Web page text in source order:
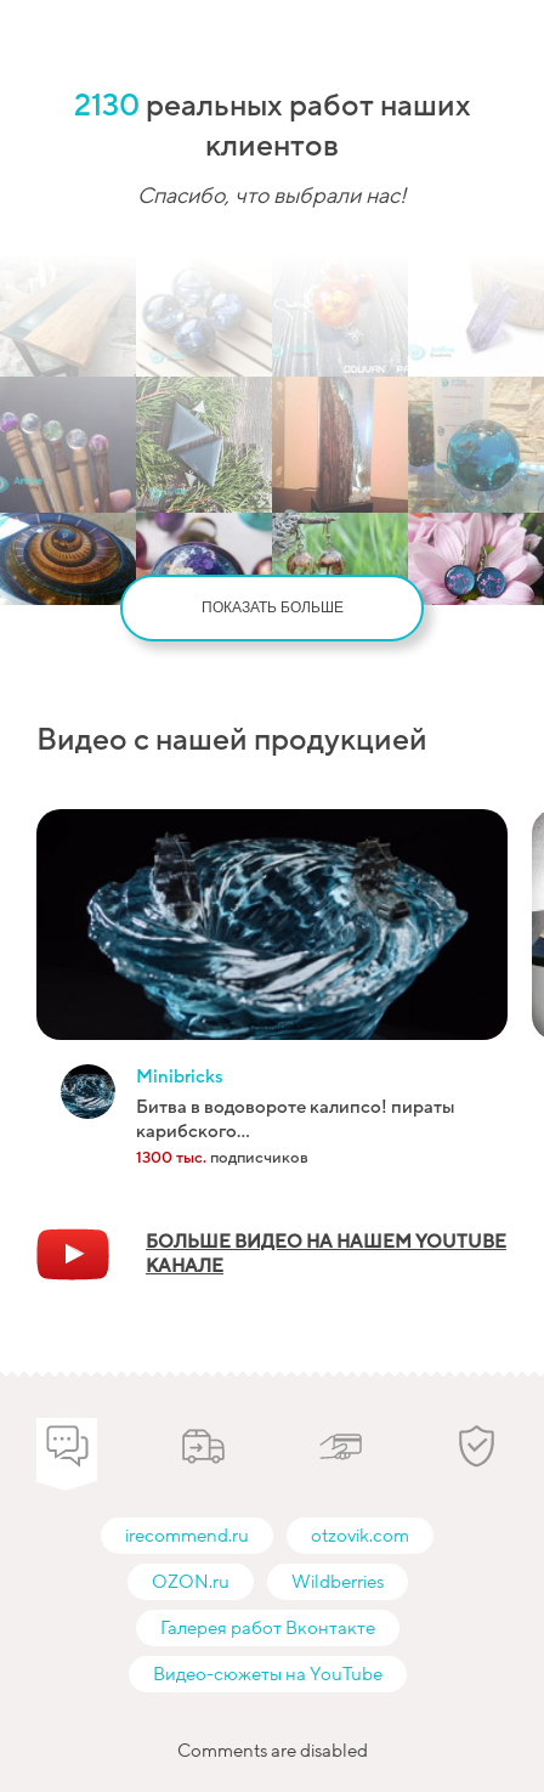
2130 реальных работ наших
клиентов
Спасибо, что выбрали нас!
ПОКАЗАТЬ БОЛЬШЕ
Видео с нашей продукцией
minibricks
битва в водовороте калипсо! пираты
карибского...
1300 тыс. подписчиков
БОЛЬШЕ ВИДЕО НА НАШЕМ YOUTUBE
КАНАЛЕ
irecommend.ru
otzovik.com
OZON.ru
Wildberries
Галерея работ Вконтакте
Видео-сюжеты на YouTube
Comments are disabled